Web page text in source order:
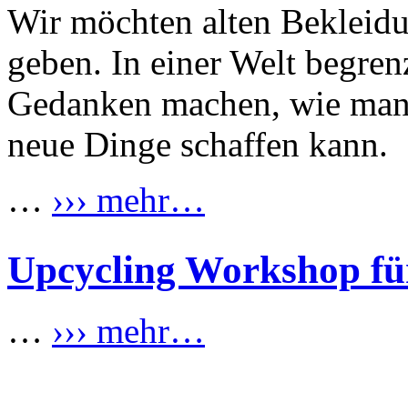
Wir möchten alten
geben. In einer Welt
Gedanken machen, wie
neue Dinge schaffen kann.
… ››› mehr…
Upcycling Workshop
… ››› mehr…